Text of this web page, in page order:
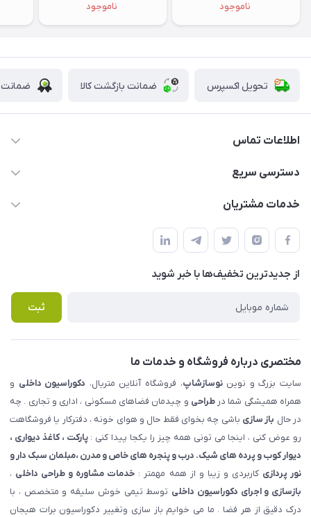
ناموجود ناموجود
تحویل اکسپرس ضمانت بازگشت کالا ضمانت
اطلاعات تماس
09123855612
املاک مدنی - نوساز شاپ
دسترسی سریع
حساب کاربری
لیست محصولات
درباره ما
خدمات مشتریان
قوانین و مقررات
حریم خصوصی
راهنما
پرسش های متداول
از جدید‌ترین تخفیف‌ها با‌ خبر شوید
ثبت
مختصری درباره فروشگاه و خدمات ما
سایت بزرگ و نویننوسازشاپ، فروشگاه آنلاین متریال، دکوراسیون داخلی و
همراه همیشگی شما درطراحی و چیدمان فضاهای مسکونی ، اداری و تجاری . چه
در حال باز سازی باشی چه بخوای فقط حال و هوای خونه ، دفترکار یا فروشگاهت
رو عوض کنی ، اینجا می تونی همه چیز را یکجا پیدا کنی :پارکت ، کاغذ دیواری ،
دیوار کوب و پرده های شیک. درب و پنجره های خاص و مدرن ،مبلمان سبک دار و
نور پردازی کاربردی و زیبا و از همه مهمتر : خدمات مشاوره و طراحی داخلی ،
بازسازی و اجرای دکوراسیون داخلی توسط تیمی خوش سلیقه و متخصص ، با
درک دقیق از هر فضا . ما می خوایم باز سازی وتغییر دکوراسیون برات هیجان